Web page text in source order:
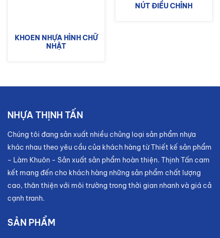
KHOEN NHỰA HÌNH CHỮ
NHẬT
NÚT ĐIỀU CHỈNH
NHỰA THỊNH TẤN
Chúng tôi đang sản xuất nhiều chủng loại sản phẩm nhựa
khác nhau theo yêu cầu của khách hàng từ Thiết kế sản phẩm
- Làm Khuôn - Sản xuất sản phẩm hoàn thiện. Thịnh Tấn cam
kết mang đến cho khách hàng những sản phẩm chất lượng
cao, thân thiện với môi trường trong thời gian nhanh và giá cả
cạnh tranh.
SẢN PHẨM